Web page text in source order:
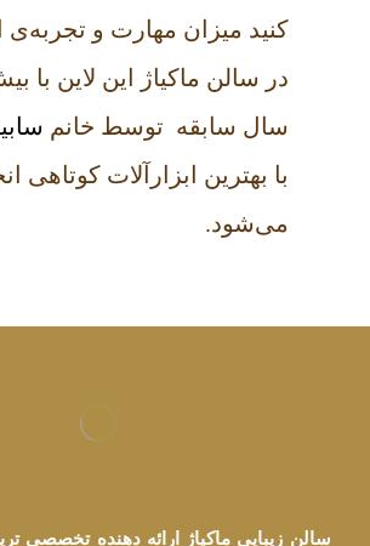
کنید میزان مهارت و
سال سابقه توسط خانم
با بهترین ابزار‌آلات کوتاهی
می‌شود.
سالن زیبایی ماکیاژ ارائه دهنده تخصصی